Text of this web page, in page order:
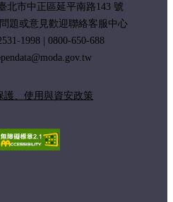
北市中正區延平南路143 號
題或意見歡迎聯絡客服中心
1998 | 0800-650-688
護、使用與資安政策